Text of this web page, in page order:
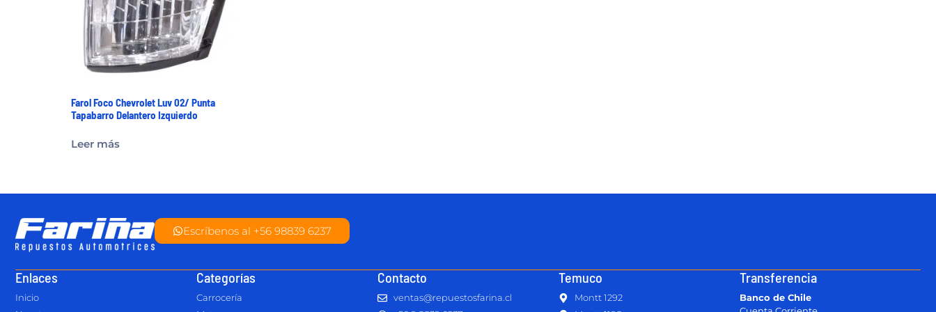
Farol Foco Chevrolet Luv 02/ Punta
Tapabarro Delantero Izquierdo
Leer más
Escríbenos al +56 98839 6237
Enlaces
Inicio
Categorías
Carrocería
Contacto
ventas@repuestosfarina.cl
Temuco
Montt 1292
Transferencia
Banco de Chile